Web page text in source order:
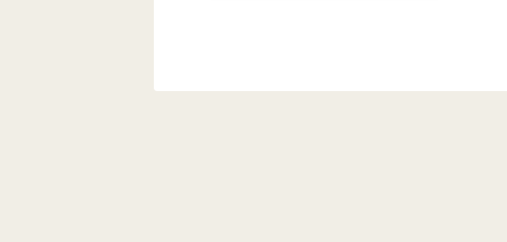
もしましたが… うーん… なんだかしっ